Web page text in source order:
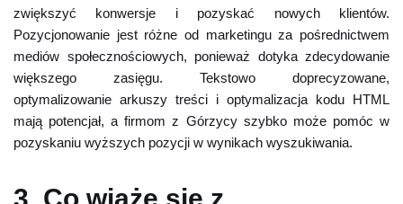
zwiększyć konwersje i pozyskać nowych klientów.
Pozycjonowanie jest różne od marketingu za pośrednictwem
mediów społecznościowych, ponieważ dotyka zdecydowanie
większego zasięgu. Tekstowo doprecyzowane,
optymalizowanie arkuszy treści i optymalizacja kodu HTML
mają potencjał, a firmom z Górzycy szybko może pomóc w
pozyskaniu wyższych pozycji w wynikach wyszukiwania.